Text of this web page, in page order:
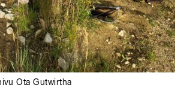
Ota Gutwirtha